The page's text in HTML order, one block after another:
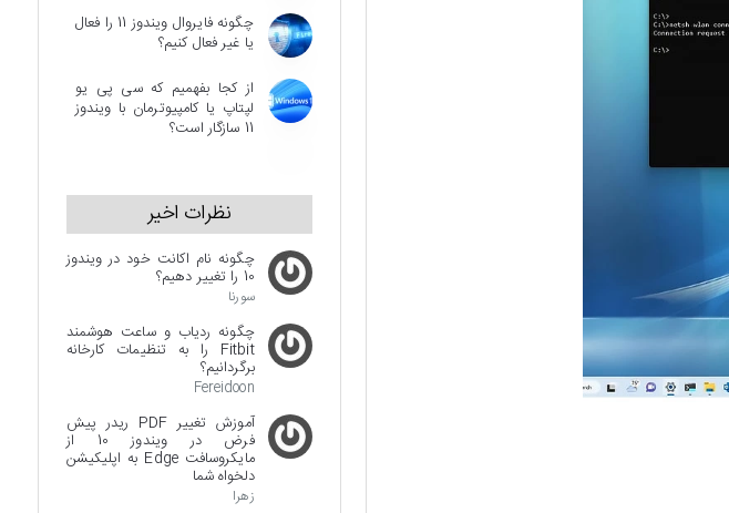
چگونه فایروال ویندوز 11 را فعال
یا غیر فعال کنیم؟
از کجا بفهمیم که سی پی یو
لپتاپ یا کامپیوترمان با ویندوز
11 سازگار است؟
نظرات اخیر
چگونه نام اکانت خود در ویندوز
10 را تغییر دهیم؟
سورنا
چگونه ردیاب و ساعت هوشمند
Fitbit را به تنظیمات کارخانه
برگردانیم؟
Fereidoon
آموزش تغییر PDF ریدر پیش
فرض در ویندوز 10 از
مایکروسافت Edge به اپلیکیشن
دلخواه شما
زهرا